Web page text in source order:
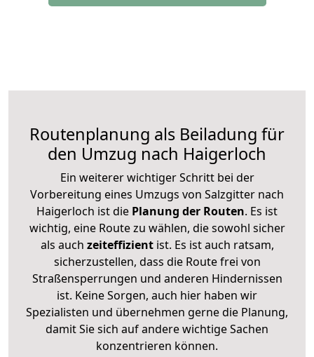
Routenplanung als Beiladung für
den Umzug nach Haigerloch
Ein weiterer wichtiger Schritt bei der
Vorbereitung eines Umzugs von Salzgitter nach
Haigerloch ist die Planung der Routen. Es ist
wichtig, eine Route zu wählen, die sowohl sicher
als auch zeiteffizientist. Es ist auch ratsam,
sicherzustellen, dass die Route frei von
Straßensperrungen und anderen Hindernissen
ist. Keine Sorgen, auch hier haben wir
Spezialisten und übernehmen gerne die Planung,
damit Sie sich auf andere wichtige Sachen
konzentrieren können.